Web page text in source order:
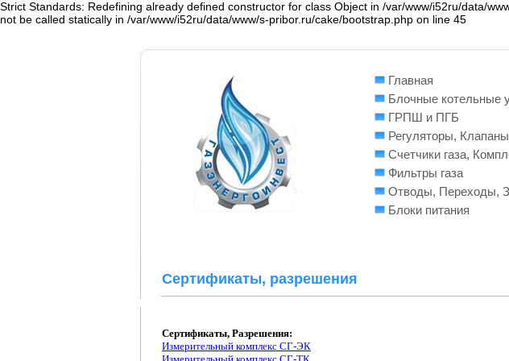
Strict Standards: Redefining already defined constructor for class Object in /var/www/i52ru/data/
not be called statically in /var/www/i52ru/data/www/s-pribor.ru/cake/bootstrap.php on line 45
Главная
Блочные котельные
ГРПШ и ПГБ
Регуляторы,
Счетчики газа,
Фильтры газа
Отводы, Переходы,
Блоки питания
Сертификаты, разрешения
Сертификаты, Разрешения:
Измерительный комплекс СГ-ЭК